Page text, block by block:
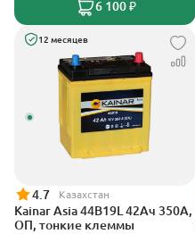
6 100 ₽
12 месяцев
4.7 Казахстан
Kainar Asia 44B19L 42Ач 350А,
ОП, тонкие клеммы